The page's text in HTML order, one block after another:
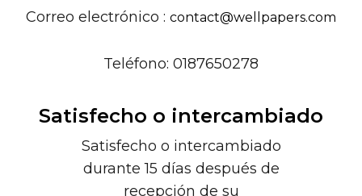
Correo electrónico : contact@wellpapers.com
Teléfono: 0187650278
Satisfecho o intercambiado
Satisfecho o intercambiado
durante 15 días después de
recepción de su